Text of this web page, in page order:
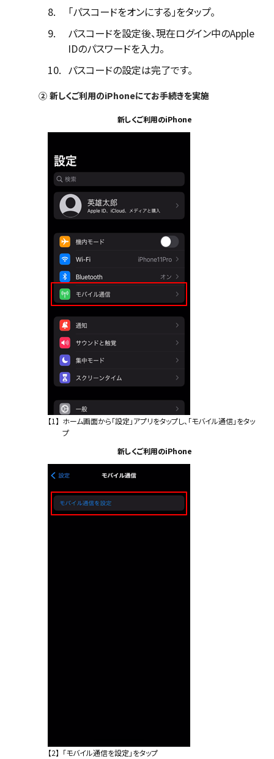
8.
「パスコードをオンにする」をタップ。
9.
パスコードを設定後、現在ログイン中のApple
IDのパスワードを入力。
10. パスコードの設定は完了です。
② 新しくご利用のiPhoneにてお手続きを実施
新しくご利用のiPhone
【1】 ホーム画面から「設定」アプリをタップし、「モバイル通信」をタッ
プ
新しくご利用のiPhone
【2】 「モバイル通信を設定」をタップ